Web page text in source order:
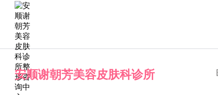
安顺谢朝芳美容皮肤科诊所